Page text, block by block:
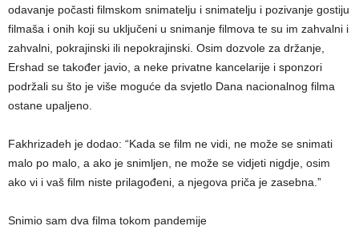
odavanje počasti filmskom snimatelju i snimatelju i pozivanje gostiju
filmaša i onih koji su uključeni u snimanje filmova te su im zahvalni i
zahvalni, pokrajinski ili nepokrajinski. Osim dozvole za držanje,
Ershad se također javio, a neke privatne kancelarije i sponzori
podržali su što je više moguće da svjetlo Dana nacionalnog filma
ostane upaljeno.
Fakhrizadeh je dodao: “Kada se film ne vidi, ne može se snimati
malo po malo, a ako je snimljen, ne može se vidjeti nigdje, osim
ako vi i vaš film niste prilagođeni, a njegova priča je zasebna.”
Snimio sam dva filma tokom pandemije